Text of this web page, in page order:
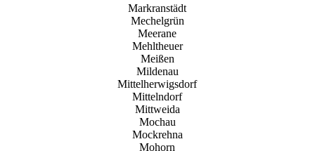
Markranstädt
Mechelgrün
Meerane
Mehltheuer
Meißen
Mildenau
Mittelherwigsdorf
Mittelndorf
Mittweida
Mochau
Mockrehna
Mohorn